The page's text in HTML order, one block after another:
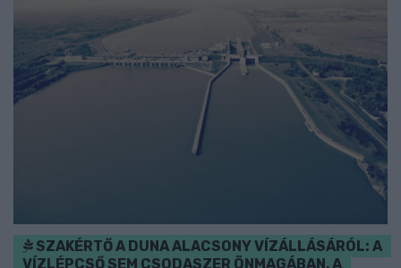
SZAKÉRTŐ A DUNA ALACSONY VÍZÁLLÁSÁRÓL: A
VÍZLÉPCSŐ SEM CSODASZER ÖNMAGÁBAN, A